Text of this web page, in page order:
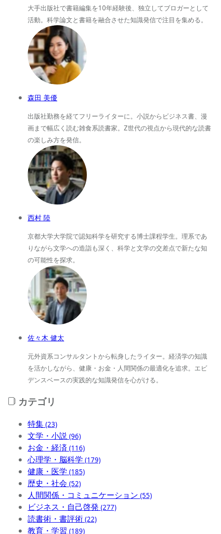
大手出版社で書籍編集を10年経験後、独立してブロガーとして
活動。科学論文と書籍を融合させた知識発信で注目を集める。
森田 美優
出版社勤務を経てフリーライターに。小説からビジネス書、漫
画まで幅広く読む雑食系読書家。Z世代の視点から現代的な読書
の楽しみ方を発信。
西村 陸
京都大学大学院で認知科学を研究する博士課程学生。理系であ
りながら文学への造詣も深く、科学と文学の交差点で新たな知
の可能性を探求。
佐々木 健太
元外資系コンサルタントから転身したライター。経済学の知識
を活かしながら、健康・お金・人間関係の最適化を追求。エビ
デンスベースの実践的な知識発信を心がける。
カテゴリ
特集 (23)
文学・小説 (96)
お金・経済 (116)
心理学・脳科学 (179)
健康・医学 (185)
歴史・社会 (52)
人間関係・コミュニケーション (55)
ビジネス・自己啓発 (277)
読書術・書評術 (22)
教育・学習 (189)